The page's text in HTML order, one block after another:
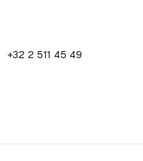
+32 2 511 45 49